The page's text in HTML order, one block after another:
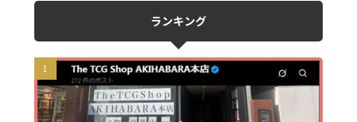
ランキング